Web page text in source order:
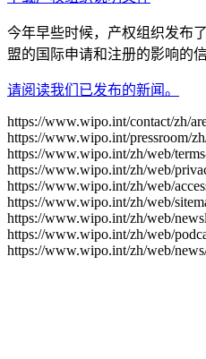
今年早些时候，产权组织发布
盟的国际申请和注册的影响的
请阅读我们已发布的新闻。
https://www.wipo.int/contact/zh/
https://www.wipo.int/pressroom/
https://www.wipo.int/zh/web/
https://www.wipo.int/zh/web/
https://www.wipo.int/zh/web/
https://www.wipo.int/zh/web/
https://www.wipo.int/zh/web/
https://www.wipo.int/zh/web/
https://www.wipo.int/zh/web/